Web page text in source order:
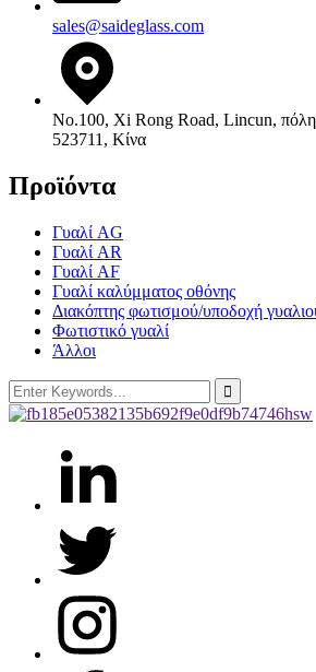
sales@saideglass.com
No.100, Xi Rong Road, Lincun,
523711, Κίνα
Προϊόντα
Γυαλί AG
Γυαλί AR
Γυαλί AF
Γυαλί καλύμματος οθόνης
Διακόπτης φωτισμού/υποδοχή
Φωτιστικό γυαλί
Άλλοι